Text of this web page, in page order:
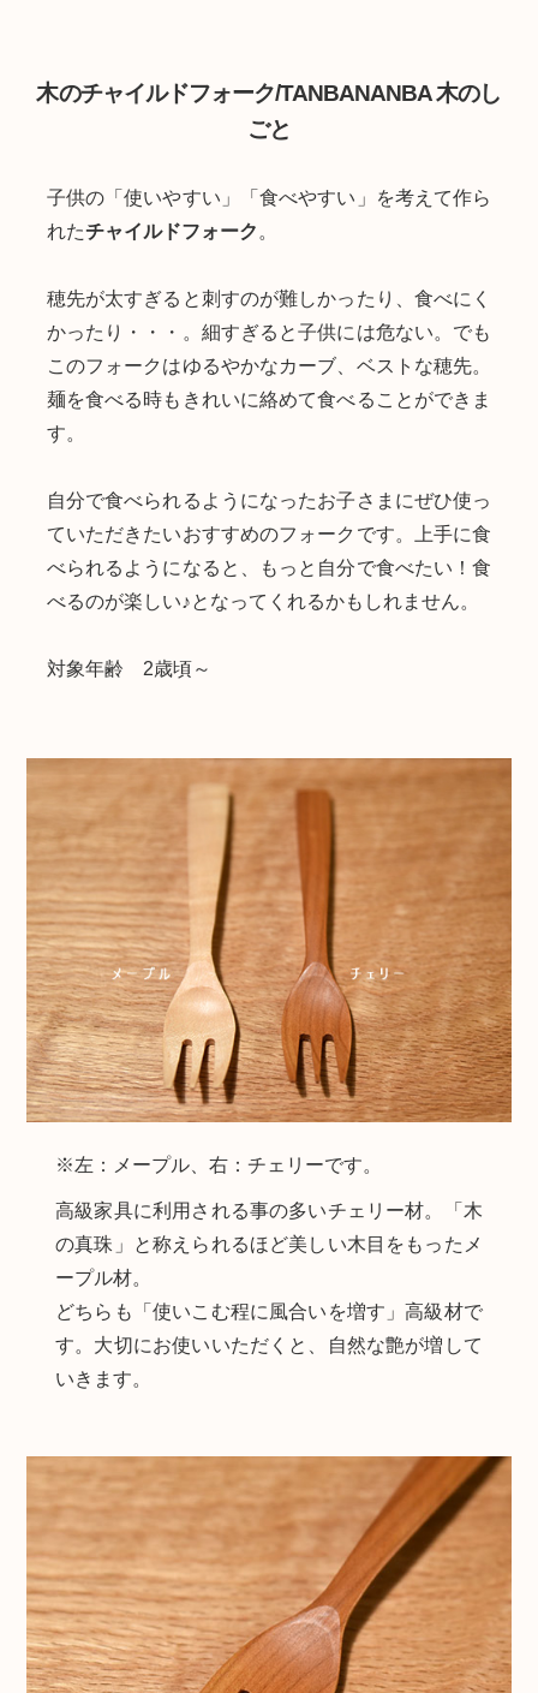
木のチャイルドフォーク/TANBANANBA 木のし
ごと
子供の「使いやすい」「食べやすい」を考えて作ら
れたチャイルドフォーク 。
穂先が太すぎると刺すのが難しかったり、食べにく
かったり・・・。細すぎると子供には危ない。でも
このフォークはゆるやかなカーブ、ベストな穂先。
麺を食べる時もきれいに絡めて食べることができま
す。
自分で食べられるようになったお子さまにぜひ使っ
ていただきたいおすすめのフォークです。上手に食
べられるようになると、もっと自分で食べたい！食
べるのが楽しい♪となってくれるかもしれません。
対象年齢 2歳頃～
※左：メープル、右：チェリーです。
高級家具に利用される事の多いチェリー材。「木
の真珠」と称えられるほど美しい木目をもったメ
ープル材。
どちらも「使いこむ程に風合いを増す」高級材で
す。大切にお使いいただくと、自然な艶が増して
いきます。